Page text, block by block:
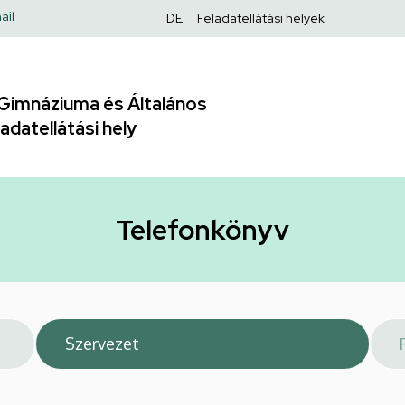
Felső
DE Feladatellátási helyek
és Általános
hely
Telefonkönyv